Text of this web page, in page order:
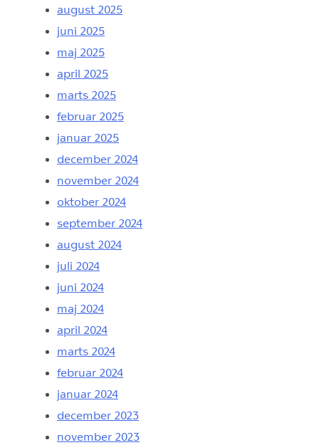
august 2025
juni 2025
maj 2025
april 2025
marts 2025
februar 2025
januar 2025
december 2024
november 2024
oktober 2024
september 2024
august 2024
juli 2024
juni 2024
maj 2024
april 2024
marts 2024
februar 2024
januar 2024
december 2023
november 2023